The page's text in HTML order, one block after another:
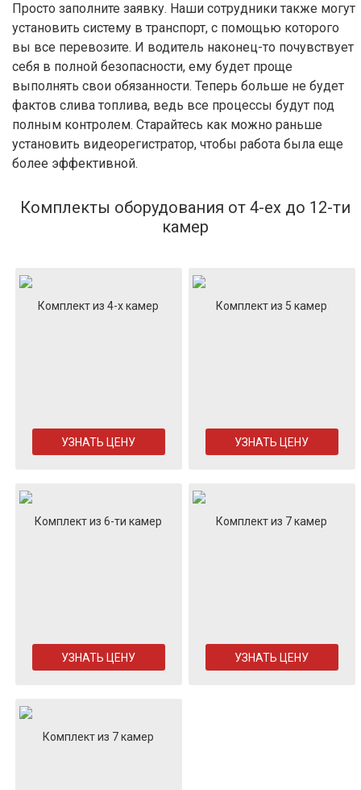
Просто заполните заявку. Наши сотрудники также могут
установить систему в транспорт, с помощью которого
вы все перевозите. И водитель наконец-то почувствует
себя в полной безопасности, ему будет проще
выполнять свои обязанности. Теперь больше не будет
фактов слива топлива, ведь все процессы будут под
полным контролем. Старайтесь как можно раньше
установить видеорегистратор, чтобы работа была еще
более эффективной.
Комплекты оборудования от 4-ех до 12-ти
камер
Комплект из 4-х камер
УЗНАТЬ ЦЕНУ
Комплект из 5 камер
УЗНАТЬ ЦЕНУ
Комплект из 6-ти камер
УЗНАТЬ ЦЕНУ
Комплект из 7 камер
УЗНАТЬ ЦЕНУ
Комплект из 7 камер